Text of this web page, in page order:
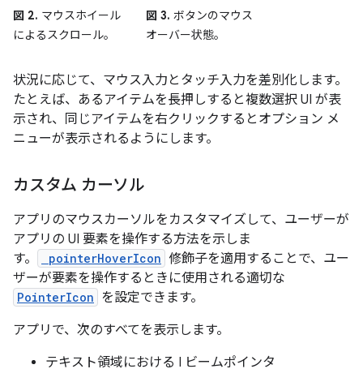
図 2. マウスホイール
によるスクロール。
図 3. ボタンのマウス
オーバー状態。
状況に応じて、マウス入力とタッチ入力を差別化します。
たとえば、あるアイテムを長押しすると複数選択 UI が表
示され、同じアイテムを右クリックするとオプション メ
ニューが表示されるようにします。
カスタム カーソル
アプリのマウスカーソルをカスタマイズして、ユーザーが
アプリの UI 要素を操作する方法を示しま
す。
pointerHoverIcon 修飾子を適用することで、ユー
ザーが要素を操作するときに使用される適切な
PointerIcon を設定できます。
アプリで、次のすべてを表示します。
テキスト領域における I ビームポインタ